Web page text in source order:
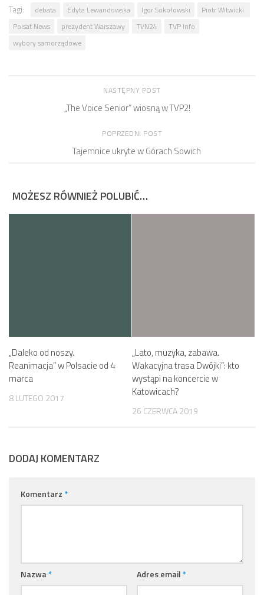
Tagi: debata Edyta Lewandowska Igor Sokołowski
Piotr Witwicki.
Polsat News
prezydent Warszawy TVN24
TVP Info
wybory samorządowe
NASTĘPNY POST
„The Voice Senior” wiosną w TVP2!
POPRZEDNI POST
Tajemnice ukryte w Górach Sowich
MOŻESZ RÓWNIEŻ POLUBIĆ…
„Daleko od noszy.
Reanimacja” w Polsacie od 4
marca
8 LUTEGO 2017
„Lato, muzyka, zabawa.
Wakacyjna trasa Dwójki”: kto
wystąpi na koncercie w
Katowicach?
26 CZERWCA 2019
DODAJ KOMENTARZ
Komentarz*
Nazwa* Adres email*